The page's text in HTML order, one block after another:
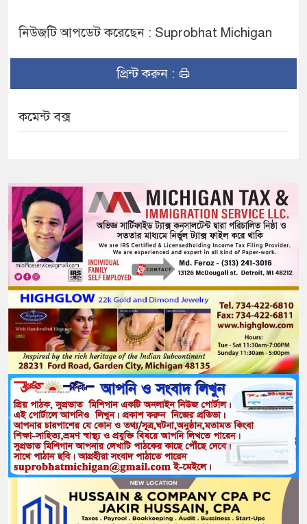
নিউজটি আপডেট করেছেন : Suprobhat Michigan
প্রিন্ট করুন :
কমেন্ট বক্স